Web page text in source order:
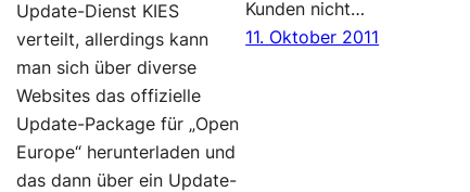
Update-Dienst KIES
verteilt, allerdings kann
man sich über diverse
Websites das offizielle
Update-Package für „Open
Europe“ herunterladen und
das dann über ein Update-
Kunden nicht…
11. Oktober 2011